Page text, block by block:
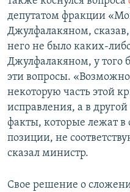
депутатом фракции
Джулфалакяном,
него не было каких-
Джулфалакяном, у того
эти вопросы.
некоторую часть этой
исправления, а в
факты, которые лежат
позиции, не
сказал министр.
Свое решение о